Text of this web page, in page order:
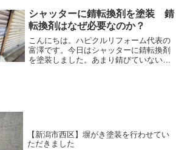
密着を良くしてくれる接着剤の役割を果
たしてくれる塗料です。Ａ様...
シャッターに錆転換剤を塗装 錆
転換剤はなぜ必要なのか？
こんにちは。ハピクルリフォーム代表の
富澤です。今日はシャッターに錆転換剤
を塗装しました。あまり錆びていない場
【新潟市西区】塀がき塗装を行わせてい
ただきました